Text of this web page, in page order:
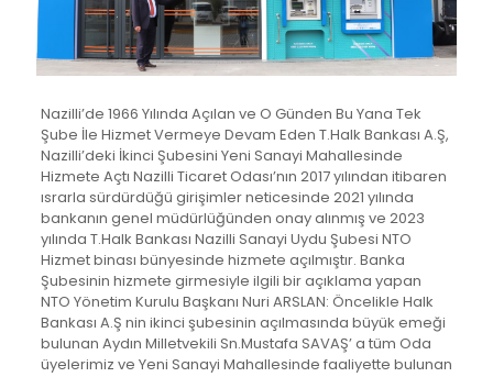
Nazilli’de 1966 Yılında Açılan ve O Günden Bu Yana Tek
Şube İle Hizmet Vermeye Devam Eden T.Halk Bankası A.Ş,
Nazilli’deki İkinci Şubesini Yeni Sanayi Mahallesinde
Hizmete Açtı Nazilli Ticaret Odası’nın 2017 yılından itibaren
ısrarla sürdürdüğü girişimler neticesinde 2021 yılında
bankanın genel müdürlüğünden onay alınmış ve 2023
yılında T.Halk Bankası Nazilli Sanayi Uydu Şubesi NTO
Hizmet binası bünyesinde hizmete açılmıştır. Banka
Şubesinin hizmete girmesiyle ilgili bir açıklama yapan
NTO Yönetim Kurulu Başkanı Nuri ARSLAN: Öncelikle Halk
Bankası A.Ş nin ikinci şubesinin açılmasında büyük emeği
bulunan Aydın Milletvekili Sn.Mustafa SAVAŞ’ a tüm Oda
üyelerimiz ve Yeni Sanayi Mahallesinde faaliyette bulunan